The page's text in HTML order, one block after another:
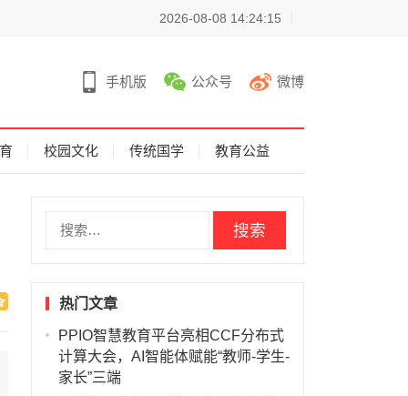
2026-08-08 14:24:15
手机版 公众号 微博
校园文化 传统国学 教育公益
热门文章
PPIO智慧教育平台亮相CCF分布式
计算大会，AI智能体赋能“教师-学生-
家长”三端